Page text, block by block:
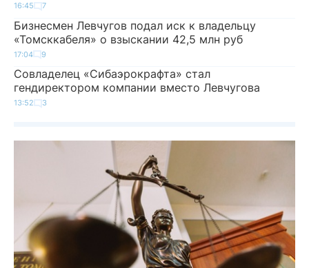
16:45 7
Бизнесмен Левчугов подал иск к владельцу
«Томсккабеля» о взыскании 42,5 млн руб
17:04 9
Совладелец «Сибаэрокрафта» стал
гендиректором компании вместо Левчугова
13:52 3